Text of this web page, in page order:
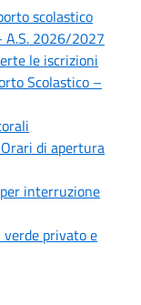
scolastico
2026/2027
le iscrizioni
Scolastico –
di apertura
interruzione
privato e